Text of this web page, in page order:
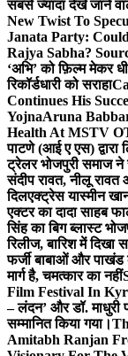
सबसे ज्यादा देखे जाने
New Twist To
Janata Party:
Rajya Sabha?
‘अभि’ को फ़िल्म मेकर
रिकॉर्डधारी को सराहा
Continues His
YojnaAruna
Health At MSTV
पाटणे (आई ए एस)
ट्रेलर भोजपुरी समाज ने
संदीप रावत, नीलू रावत
दिलएक्ट्रेस यास्मीन
एक्टर का दादा साहब
सिंह का बिग ब्लास्ट
रिलीज, बारिश में
फर्जी बाबाओं और पाखंड
मार्ग है, चमत्कार का नहीं
Film Festival In
– लंदन’ और डॉ. माधुरी
सम्मानित किया गया।
Amitabh Ranjan